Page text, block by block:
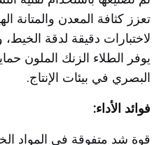
تعزز كثافة المعدن والمتانة
لاختبارات دقيقة لدقة الخيط،
يوفر الطلاء الزنك الملون
البصري في بيئات الإنتاج.
فوائد الأداء:
قوة شد متفوقة في المواد